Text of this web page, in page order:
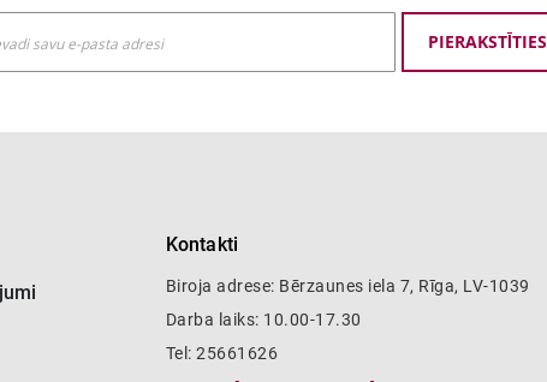
PIERAKSTĪTIES
Kontakti
Biroja adrese: Bērzaunes iela 7, Rīga, LV-1039
Darba laiks: 10.00-17.30
Tel: 25661626